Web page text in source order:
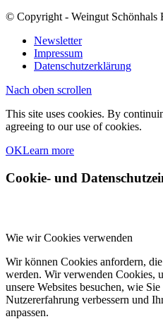
© Copyright - Weingut Schönhals
Newsletter
Impressum
Datenschutzerklärung
Nach oben scrollen
This site uses cookies. By
agreeing to our use of cookies.
OKLearn more
Cookie- und
Wie wir Cookies verwenden
Wir können Cookies anfordern,
werden. Wir verwenden Cookies,
unsere Websites besuchen, wie
Nutzererfahrung verbessern und
anpassen.